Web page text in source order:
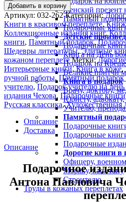
Женский презент
Памятный
Подарочные
Детские
Подарочные
Книга на День
Подарок на
Великие притчи
Книга в подарок
Врачу, доктору,
Юристу, адвокату,
Учителю,
Памятный
Подарочные
Подарочные
Подарочные
Дорогие книги в
Офицеру,
Моряку, капитану
Строителю
Труды в кожаных переплетах
Добавить в корзину
Артикул: 032-262 Категории:
Книги в красивом переплете,
Коллекционные издания книг,
книги, Памятный подарок,
Шедевры литературы, Элитные
кожаном переплете Метки:
Интерьерные книги, Книга в коже,
ручной работы, Памятный подарок
учителю, Подарок учителю на
издания Чехова, Подарочные
Русская классика, Художественная
Описание
Доставка
Описание
Подарочное
Антона Павловича